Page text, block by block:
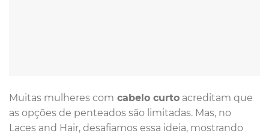
Muitas mulheres com cabelo curto acreditam que
as opções de penteados são limitadas. Mas, no
Laces and Hair, desafiamos essa ideia, mostrando